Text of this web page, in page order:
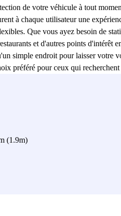
de votre véhicule à tout
à chaque utilisateur une
Que vous ayez besoin de
et d'autres points
simple endroit pour laisser votre
préféré pour ceux qui
(1.9m)